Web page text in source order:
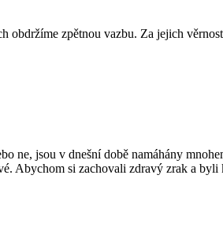
obdržíme zpětnou vazbu. Za jejich
ne, jsou v dnešní době namáhány
Abychom si zachovali zdravý zrak a